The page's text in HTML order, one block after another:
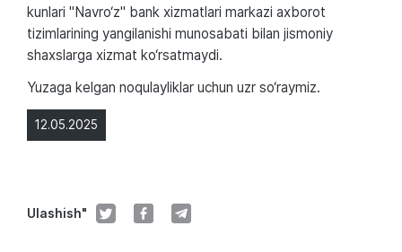
12.05.2025
Ulashish"
kunlari "Navro‘z" bank xizmatlari markazi axborot
tizimlarining yangilanishi munosabati bilan jismoniy
shaxslarga xizmat ko‘rsatmaydi.
Yuzaga kelgan noqulayliklar uchun uzr so‘raymiz.